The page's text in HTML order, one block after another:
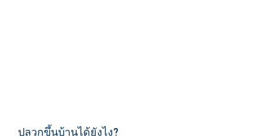
ปลวกขึ้นบ้านได้ยังไง?